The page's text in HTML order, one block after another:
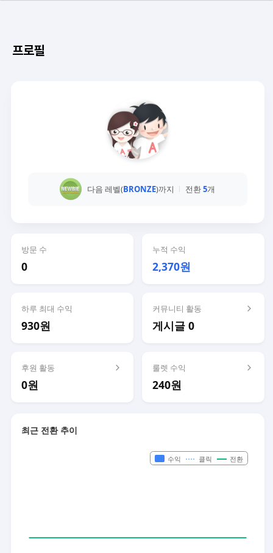
프로필
다음 레벨(BRONZE)까지 전환5개
방문 수
0
누적 수익
2,370원
하루 최대 수익
930원
커뮤니티 활동
게시글 0
후원 활동
0원
룰렛 수익
240원
최근 전환 추이